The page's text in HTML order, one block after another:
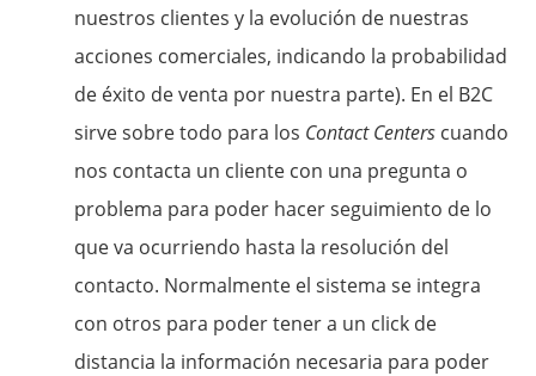
nuestros clientes y la evolución de nuestras
acciones comerciales, indicando la probabilidad
de éxito de venta por nuestra parte). En el B2C
sirve sobre todo para los Contact Centers cuando
nos contacta un cliente con una pregunta o
problema para poder hacer seguimiento de lo
que va ocurriendo hasta la resolución del
contacto. Normalmente el sistema se integra
con otros para poder tener a un click de
distancia la información necesaria para poder